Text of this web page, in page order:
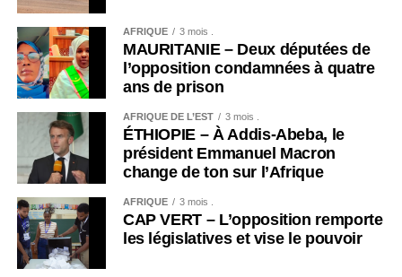
AFRIQUE 3 mois .
MAURITANIE – Deux députées de
l’opposition condamnées à quatre
ans de prison
AFRIQUE DE L’EST 3 mois .
ÉTHIOPIE – À Addis-Abeba, le
président Emmanuel Macron
change de ton sur l’Afrique
AFRIQUE 3 mois .
CAP VERT – L’opposition remporte
les législatives et vise le pouvoir